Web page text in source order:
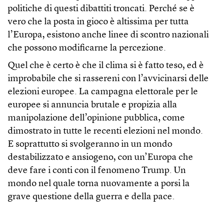
politiche di questi dibattiti troncati. Perché se è
vero che la posta in gioco è altissima per tutta
l’Europa, esistono anche linee di scontro nazionali
che possono modificarne la percezione.
Quel che è certo è che il clima si è fatto teso, ed è
improbabile che si rassereni con l’avvicinarsi delle
elezioni europee. La campagna elettorale per le
europee si annuncia brutale e propizia alla
manipolazione dell’opinione pubblica, come
dimostrato in tutte le recenti elezioni nel mondo.
E soprattutto si svolgeranno in un mondo
destabilizzato e ansiogeno, con un’Europa che
deve fare i conti con il fenomeno Trump. Un
mondo nel quale torna nuovamente a porsi la
grave questione della guerra e della pace.